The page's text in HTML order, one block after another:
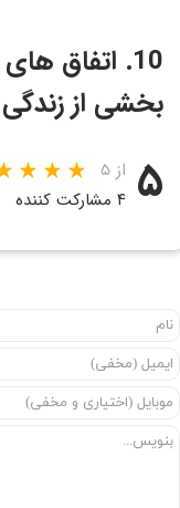
10. اتفاق
بخشی از زندگی
۵ از ۵
۴ مشارکت کننده